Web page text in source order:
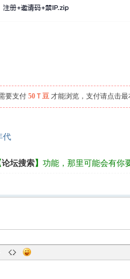
要支付50Ｔ豆 才能浏览，支付请点击最
代
论坛搜索】功能，那里可能会有你